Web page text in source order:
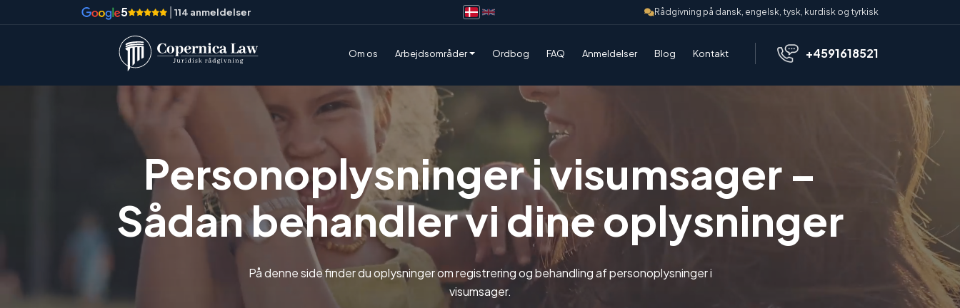
5 114 anmeldelser Rådgivning på dansk, engelsk, tysk, kurdisk og tyrkisk
Om os Arbejdsområder Ordbog FAQ Anmeldelser Blog Kontakt +4591618521
Personoplysninger i visumsager –
Sådan behandler vi dine oplysninger
På denne side finder du oplysninger om registrering og behandling af personoplysninger i
visumsager.